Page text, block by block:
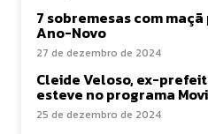
7 sobremesas com
Ano-Novo
27 de dezembro de 2024
Cleide Veloso, ex-
esteve no programa
25 de dezembro de 2024